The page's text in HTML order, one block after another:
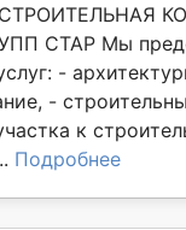
СТАР Мы
-
-
к
Подробнее